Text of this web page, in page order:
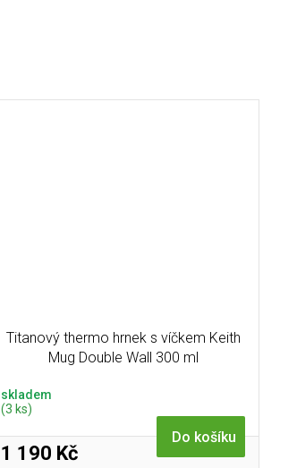
Titanový thermo hrnek s víčkem Keith
Mug Double Wall 300 ml
skladem
(3 ks)
1 190 Kč
Do košíku